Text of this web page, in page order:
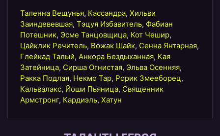
Таленна Вещунья, Кассандра, Хильви
Заиндевевшая, Тэцуя Избавитель, Фабиан
Потешник, Эсме Танцовщица, Кот Чешир,
Цайклик Речитель, Вожак Шайк, Сенна Янтарная,
Глейкад Талый, Анкора Бездыханная, Кая
Затейница, Сирша Огнистая, Эльва Осенняя,
Ракка Подлая, Некмо Тар, Рорик Змееборец,
Кальвалакс, Йоши Пьяница, Священник
Армстронг, Кардиэль, Хатун